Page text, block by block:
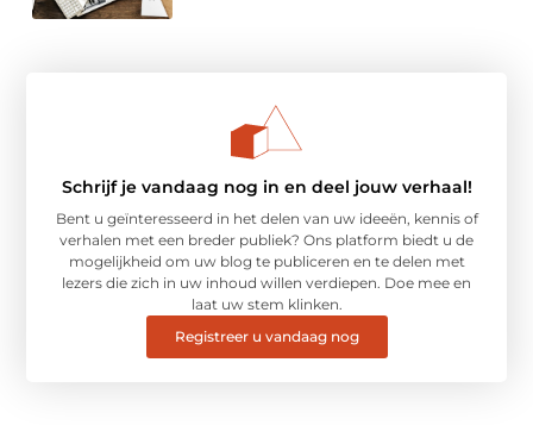
Schrijf je vandaag nog in en deel jouw verhaal!
Bent u geïnteresseerd in het delen van uw ideeën, kennis of
verhalen met een breder publiek? Ons platform biedt u de
mogelijkheid om uw blog te publiceren en te delen met
lezers die zich in uw inhoud willen verdiepen. Doe mee en
laat uw stem klinken.
Registreer u vandaag nog